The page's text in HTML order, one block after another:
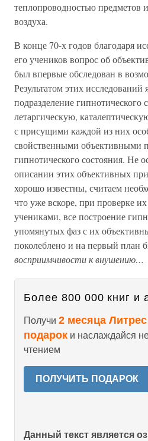
теплопроводностью предметов
воздуха.
В конце 70-х годов благодаря
его учеников вопрос об
был впервые обследован в
Результатом этих исследований
подразделение гипнотического
летаргическую,
с присущими каждой из них
свойственными объективными
гипнотического состояния. Не
описании этих объективных
хорошо известны, считаем
что уже вскоре, при проверке
учениками, все построение
упомянутых фаз с их
поколеблено и на первый план
восприимчивости к внушению…
Более 800 000 книг и
Получи 2 месяца
подарок и наслаждайся
чтением
ПОЛУЧИТЬ ПОДАРОК
Данный текст является